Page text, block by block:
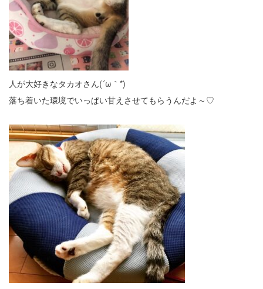
人が大好きなタカオさん(´ω｀*)
落ち着いた環境でいっぱい甘えさせてもらうんだよ～♡